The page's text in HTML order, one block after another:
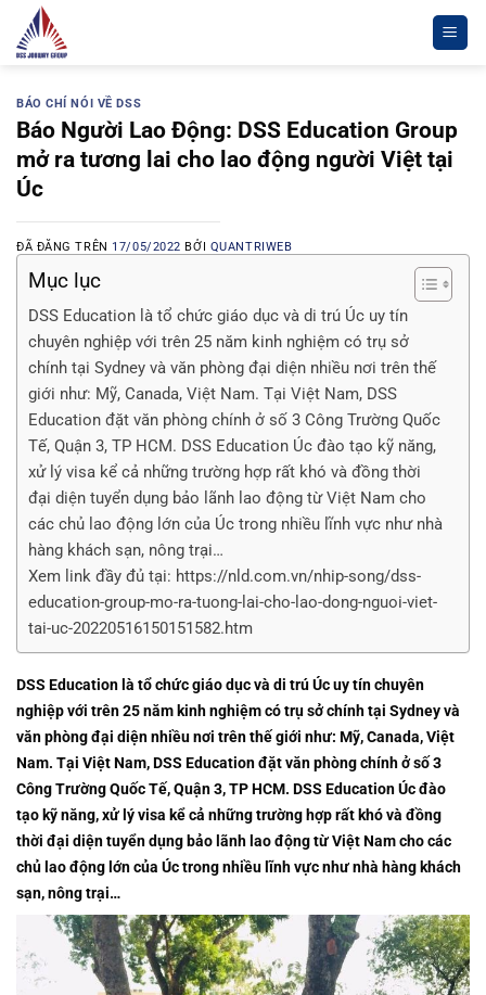
Chuyển
đến
dungBÁO CHÍ NÓI VỀ DSS
Báo Người Lao Động: DSS Education Group
mở ra tương lai cho lao động người Việt tại
Úc
ĐÃ ĐĂNG TRÊN 17/05/2022 BỞI QUANTRIWEB
Mục lục
DSS Education là tổ chức giáo dục và di trú Úc uy tín
chuyên nghiệp với trên 25 năm kinh nghiệm có trụ sở
chính tại Sydney và văn phòng đại diện nhiều nơi trên thế
giới như: Mỹ, Canada, Việt Nam. Tại Việt Nam, DSS
Education đặt văn phòng chính ở số 3 Công Trường Quốc
Tế, Quận 3, TP HCM. DSS Education Úc đào tạo kỹ năng,
xử lý visa kể cả những trường hợp rất khó và đồng thời
đại diện tuyển dụng bảo lãnh lao động từ Việt Nam cho
các chủ lao động lớn của Úc trong nhiều lĩnh vực như nhà
hàng khách sạn, nông trại…
Xem link đầy đủ tại: https://nld.com.vn/nhip-song/dss-
education-group-mo-ra-tuong-lai-cho-lao-dong-nguoi-viet-
tai-uc-20220516150151582.htm
DSS Education là tổ chức giáo dục và di trú Úc uy tín chuyên
nghiệp với trên 25 năm kinh nghiệm có trụ sở chính tại Sydney và
văn phòng đại diện nhiều nơi trên thế giới như: Mỹ, Canada, Việt
Nam. Tại Việt Nam, DSS Education đặt văn phòng chính ở số 3
Công Trường Quốc Tế, Quận 3, TP HCM. DSS Education Úc đào
tạo kỹ năng, xử lý visa kể cả những trường hợp rất khó và đồng
thời đại diện tuyển dụng bảo lãnh lao động từ Việt Nam cho các
chủ lao động lớn của Úc trong nhiều lĩnh vực như nhà hàng khách
sạn, nông trại…